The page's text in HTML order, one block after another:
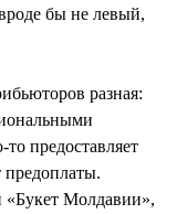
бы не левый,
разная:
предоставляет
предоплаты.
Молдавии»,